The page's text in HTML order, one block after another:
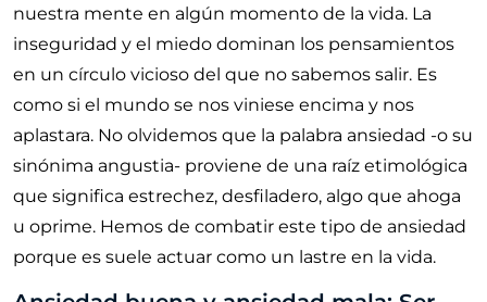
nuestra mente en algún momento de la vida. La
inseguridad y el miedo dominan los pensamientos
en un círculo vicioso del que no sabemos salir. Es
como si el mundo se nos viniese encima y nos
aplastara. No olvidemos que la palabra ansiedad -o su
sinónima angustia- proviene de una raíz etimológica
que significa estrechez, desfiladero, algo que ahoga
u oprime. Hemos de combatir este tipo de ansiedad
porque es suele actuar como un lastre en la vida.